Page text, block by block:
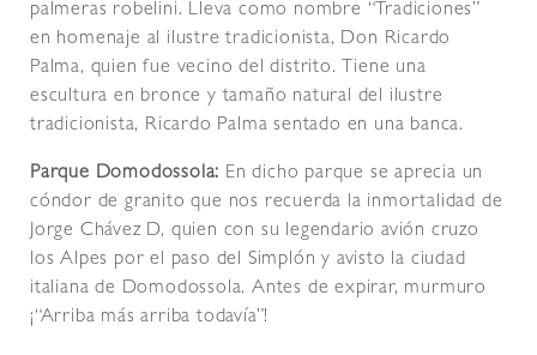
palmeras robelini. Lleva como nombre “Tradiciones”
en homenaje al ilustre tradicionista, Don Ricardo
Palma, quien fue vecino del distrito. Tiene una
escultura en bronce y tamaño natural del ilustre
tradicionista, Ricardo Palma sentado en una banca.
Parque Domodossola: En dicho parque se aprecia un
cóndor de granito que nos recuerda la inmortalidad de
Jorge Chávez D, quien con su legendario avión cruzo
los Alpes por el paso del Simplón y avisto la ciudad
italiana de Domodossola. Antes de expirar, murmuro
¡“Arriba más arriba todavía”!